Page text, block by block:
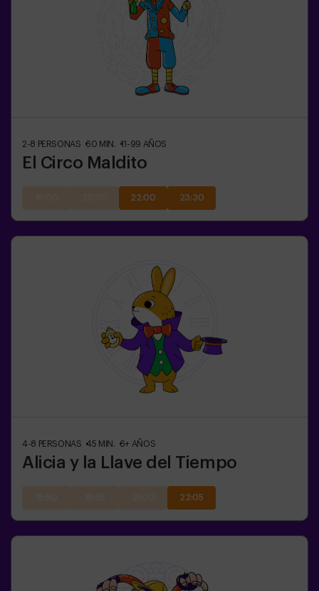
2-8 PERSONAS 60 MIN. 11-99 AÑOS
El Circo Maldito
22:00 23:30
4-8 PERSONAS 45 MIN. 6+ AÑOS
Alicia y la Llave del Tiempo
22:05